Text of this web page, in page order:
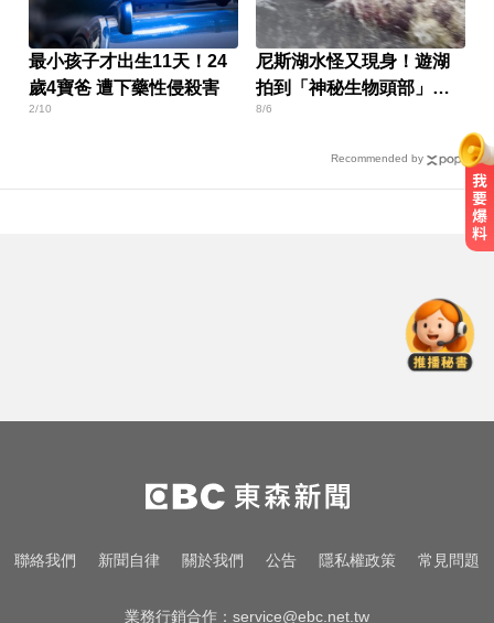
最小孩子才出生11天！24
歲4寶爸 遭下藥性侵殺害
2/10
尼斯湖水怪又現身！遊湖
拍到「神秘生物頭部」官
方證實了
8/6
Recommended by
不菸不酒也可能中招
慈濟採購BNT疫苗被詐10億！醫：4
年後還陳時中清白
愛玩車／700匹馬力！奧斯頓馬丁
聯絡我們 新聞自律 關於我們 公告 隱私權政策 常見問題
業務行銷合作： service@ebc.net.tw